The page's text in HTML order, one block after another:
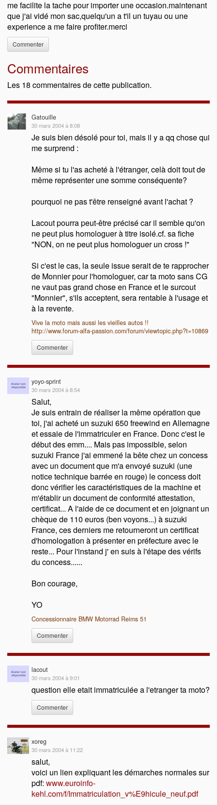
me facilite la tache pour importer une occasion.maintenant
que j'ai vidé mon sac,quelqu'un a t'il un tuyau ou une
experience a me faire profiter.merci
Commenter
Commentaires
Les 18 commentaires de cette publication.
Gatouille
30 mars 2004 à 8:08
Je suis bien désolé pour toi, mais il y a qq chose qui
me surprend :
Même si tu l'as acheté à l'étranger, celà doit tout de
même représenter une somme conséquente?
pourquoi ne pas t'être renseigné avant l'achat ?
Lacout pourra peut-être précisé car il semble qu'on
ne peut plus homologuer à titre isolé.cf. sa fiche
"NON, on ne peut plus homologuer un cross !"
Si c'est le cas, la seule issue serait de te rapprocher
de Monnier pour l'homologuer, car ta moto sans CG
ne vaut pas grand chose en France et le surcout
"Monnier", s'ils acceptent, sera rentable à l'usage et
à la revente.
Vive la moto mais aussi les vieilles autos !!
http://www.forum-alfa-passion.com/forum/viewtopic.php?t=10869
Commenter
yoyo-sprint
30 mars 2004 à 8:54
Salut,
Je suis entrain de réaliser la même opération que
toi, j'ai acheté un suzuki 650 freewind en Allemagne
et essaie de l'immatriculer en France. Donc c'est le
début des emm.... Mais pas impossible, selon
suzuki France j'ai emmené la bête chez un concess
avec un document que m'a envoyé suzuki (une
notice technique barrée en rouge) le concess doit
donc vérifier les caractéristiques de la machine et
m'établir un document de conformité attestation,
certificat... A l'aide de ce document et en joignant un
chèque de 110 euros (ben voyons...) à suzuki
France, ces derniers me retourneront un certificat
d'homologation à présenter en préfecture avec le
reste... Pour l'instand j' en suis à l'étape des vérifs
du concess......
Bon courage,
YO
Concessionnaire BMW Motorrad Reims 51
Commenter
lacout
30 mars 2004 à 9:01
question elle etait immatriculée a l'etranger ta moto?
Commenter
xoreg
30 mars 2004 à 11:22
salut,
voici un lien expliquant les démarches normales sur
pdf: www.euroinfo-
kehl.com/f/Immatriculation_v%E9hicule_neuf.pdf